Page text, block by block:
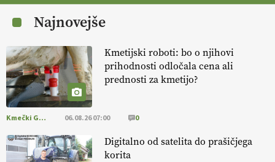
EKOloško = logično: ekološka kmetija
EKOloško = logično: ekološka kmetija
HOMAR
EKOloško = logično: VLOG Ekološko
kmetijstvo brez škropljenja?
Najnovejše
Kmetijski roboti: bo o njihovi
prihodnosti odločala cena ali
prednosti za kmetijo?
Kmečki Glas 06.08.26 07:00 0
Digitalno od satelita do prašičjega
korita